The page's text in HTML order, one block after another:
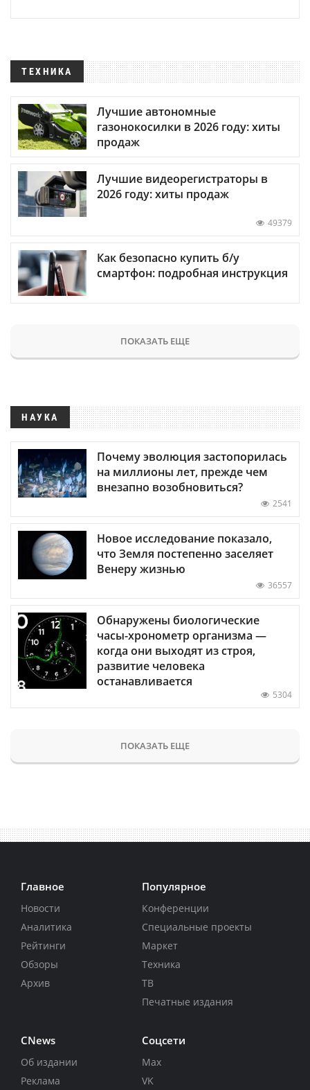
ТЕХНИКА
Лучшие автономные
газонокосилки в 2026 году: хиты
продаж
Лучшие видеорегистраторы в
2026 году: хиты продаж
49379
Как безопасно купить б/у
смартфон: подробная инструкция
ПОКАЗАТЬ ЕЩЕ
НАУКА
Почему эволюция застопорилась
на миллионы лет, прежде чем
внезапно возобновиться?
2541
Новое исследование показало,
что Земля постепенно заселяет
Венеру жизнью
36557
Обнаружены биологические
часы-хронометр организма —
когда они выходят из строя,
развитие человека
останавливается
5304
ПОКАЗАТЬ ЕЩЕ
Главное
Новости
Аналитика
Рейтинги
Обзоры
Архив
Популярное
Конференции
Специальные проекты
Маркет
Техника
ТВ
Печатные издания
CNews
Об издании
Реклама
Соцсети
Max
VK